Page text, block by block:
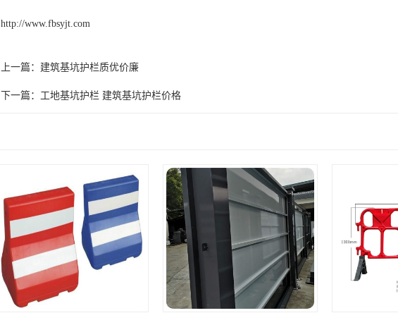
http://www.fbsyjt.com
上一篇： 建筑基坑护栏质优价廉
下一篇： 工地基坑护栏 建筑基坑护栏价格